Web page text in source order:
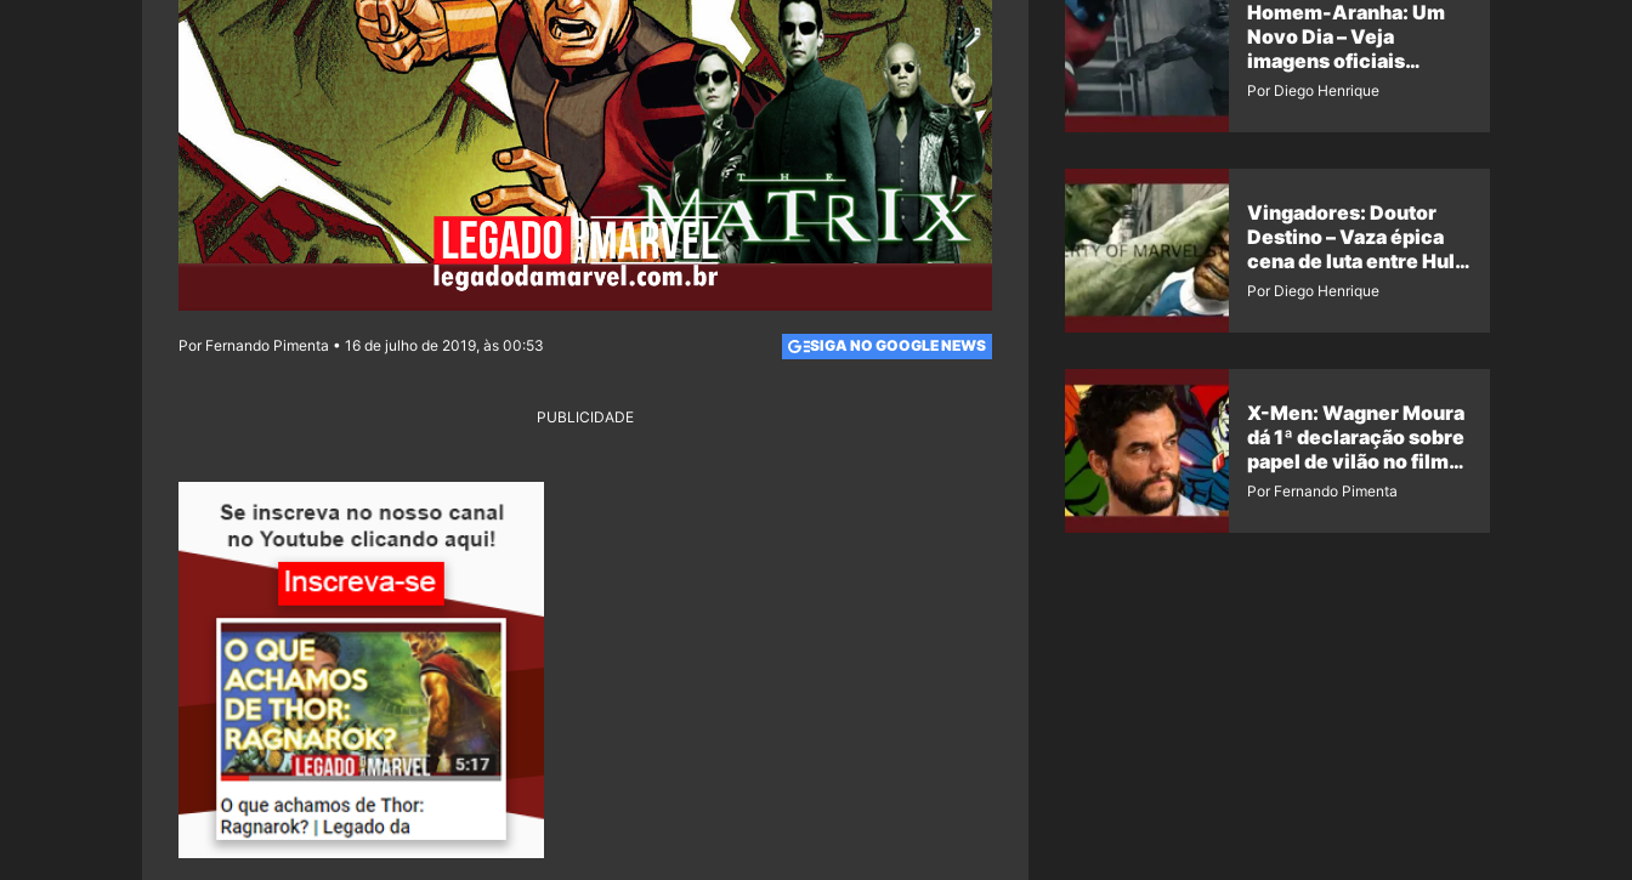
Por Fernando Pimenta • 16 de julho de 2019, às 00:53 SIGA NO GOOGLE NEWS
PUBLICIDADE
Homem-Aranha: Um
Novo Dia – Veja
imagens oficiais
descartadas do Hulk
Por Diego Henrique
Vingadores: Doutor
Destino – Vaza épica
cena de luta entre Hulk
e o Coisa
Por Diego Henrique
X-Men: Wagner Moura
dá 1ª declaração sobre
papel de vilão no filme
da Marvel
Por Fernando Pimenta